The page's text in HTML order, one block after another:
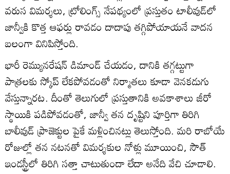
వరుస విమర్శలు, ట్రోలింగ్స్ నేపథ్యంలో ప్రస్తుతం టాలీవుడ్‌లో
జాన్వీకి కొత్త ఆఫర్లు రావడం దాదాపు తగ్గిపోయాయనే వాదన
బలంగా వినిపిస్తోంది.
భారీ రెమ్యునరేషన్ డిమాండ్ చేయడం, దానికి తగ్గట్టుగా
పాత్రలకు స్కోప్ లేకపోవడంతో నిర్మాతలు కూడా వెనకడుగు
వేస్తున్నారట. దీంతో తెలుగులో ప్రస్తుతానికి అవకాశాలు జీరో
స్థాయికి పడిపోవడంతో, జాన్వీ తన దృష్టిని పూర్తిగా తిరిగి
బాలీవుడ్ ప్రాజెక్టుల పైకే మళ్లించినట్లు తెలుస్తోంది. మరి రాబోయే
రోజుల్లో తన నటనతో విమర్శకుల నోళ్లు మూయించి, సౌత్
ఇండస్ట్రీలో తిరిగి సత్తా చాటుతుందా లేదా అనేది వేచి చూడాలి.